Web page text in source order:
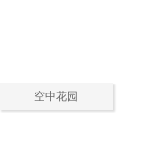
空中花园